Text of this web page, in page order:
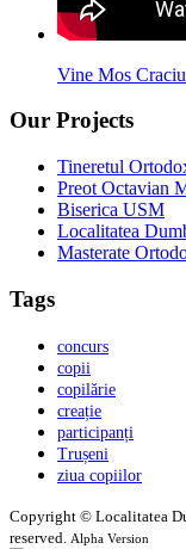
Vine Mos
Our Projects
Tineretul
Preot Octavian
Biserica USM
Localitatea
Masterate
Tags
concurs
copii
copilărie
creație
participanți
Trușeni
ziua copiilor
Copyright © Localitatea
reserved.
Alpha Version